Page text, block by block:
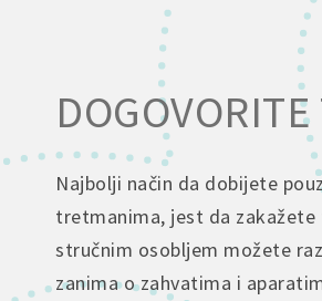
Najbolji način da dobijete
tretmanima, jest da zakažete
stručnim osobljem možete
zanima o zahvatima i